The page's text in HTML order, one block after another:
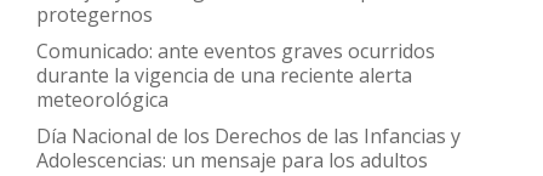
protegernos
Comunicado: ante eventos graves ocurridos
durante la vigencia de una reciente alerta
meteorológica
Día Nacional de los Derechos de las Infancias y
Adolescencias: un mensaje para los adultos